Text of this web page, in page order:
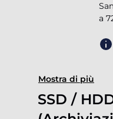
a
Mostra di più
SSD /